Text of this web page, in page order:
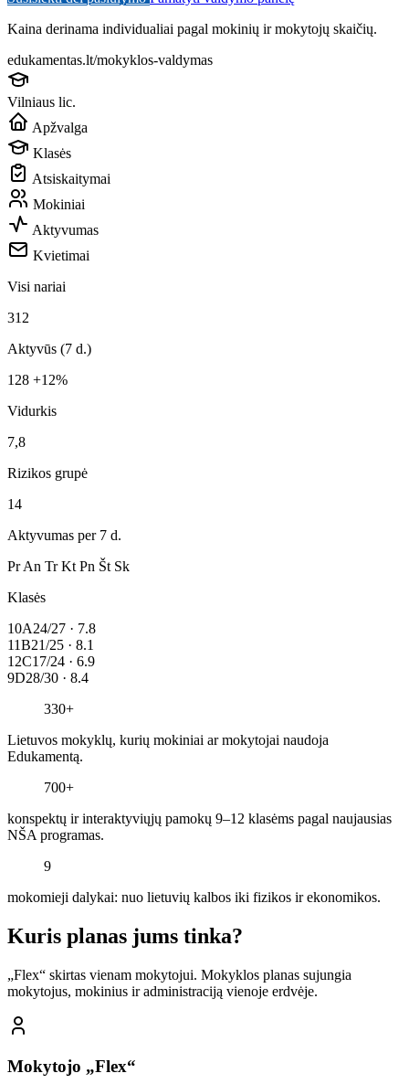
Kaina derinama individualiai pagal mokinių ir mokytojų skaičių.
edukamentas.lt/mokyklos-valdymas
Vilniaus lic.
Apžvalga
Klasės
Atsiskaitymai
Mokiniai
Aktyvumas
Kvietimai
Visi nariai
312
Aktyvūs (7 d.)
128 +12%
Vidurkis
7,8
Rizikos grupė
14
Aktyvumas per 7 d.
Pr An Tr Kt Pn Št Sk
Klasės
10A24/27 · 7.8
11B21/25 · 8.1
12C17/24 · 6.9
9D28/30 · 8.4
330+
Lietuvos mokyklų, kurių mokiniai ar mokytojai naudoja
Edukamentą.
700+
konspektų ir interaktyviųjų pamokų 9–12 klasėms pagal naujausias
NŠA programas.
9
mokomieji dalykai: nuo lietuvių kalbos iki fizikos ir ekonomikos.
Kuris planas jums tinka?
„Flex“ skirtas vienam mokytojui. Mokyklos planas sujungia
mokytojus, mokinius ir administraciją vienoje erdvėje.
Mokytojo „Flex“